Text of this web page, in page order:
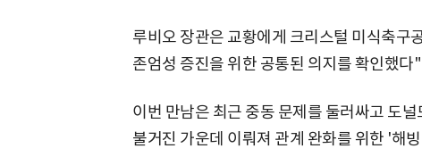
루비오 장관은 교황에게 크리스털 미식축구
존엄성 증진을 위한 공통된 의지를 확인했다
이번 만남은 최근 중동 문제를 둘러싸고 도
불거진 가운데 이뤄져 관계 완화를 위한 '해